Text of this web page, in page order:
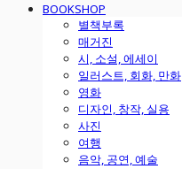
BOOKSHOP
별책부록
매거진
시, 소설, 에세이
일러스트, 회화, 만화
영화
디자인, 창작, 실용
사진
여행
음악, 공연, 예술